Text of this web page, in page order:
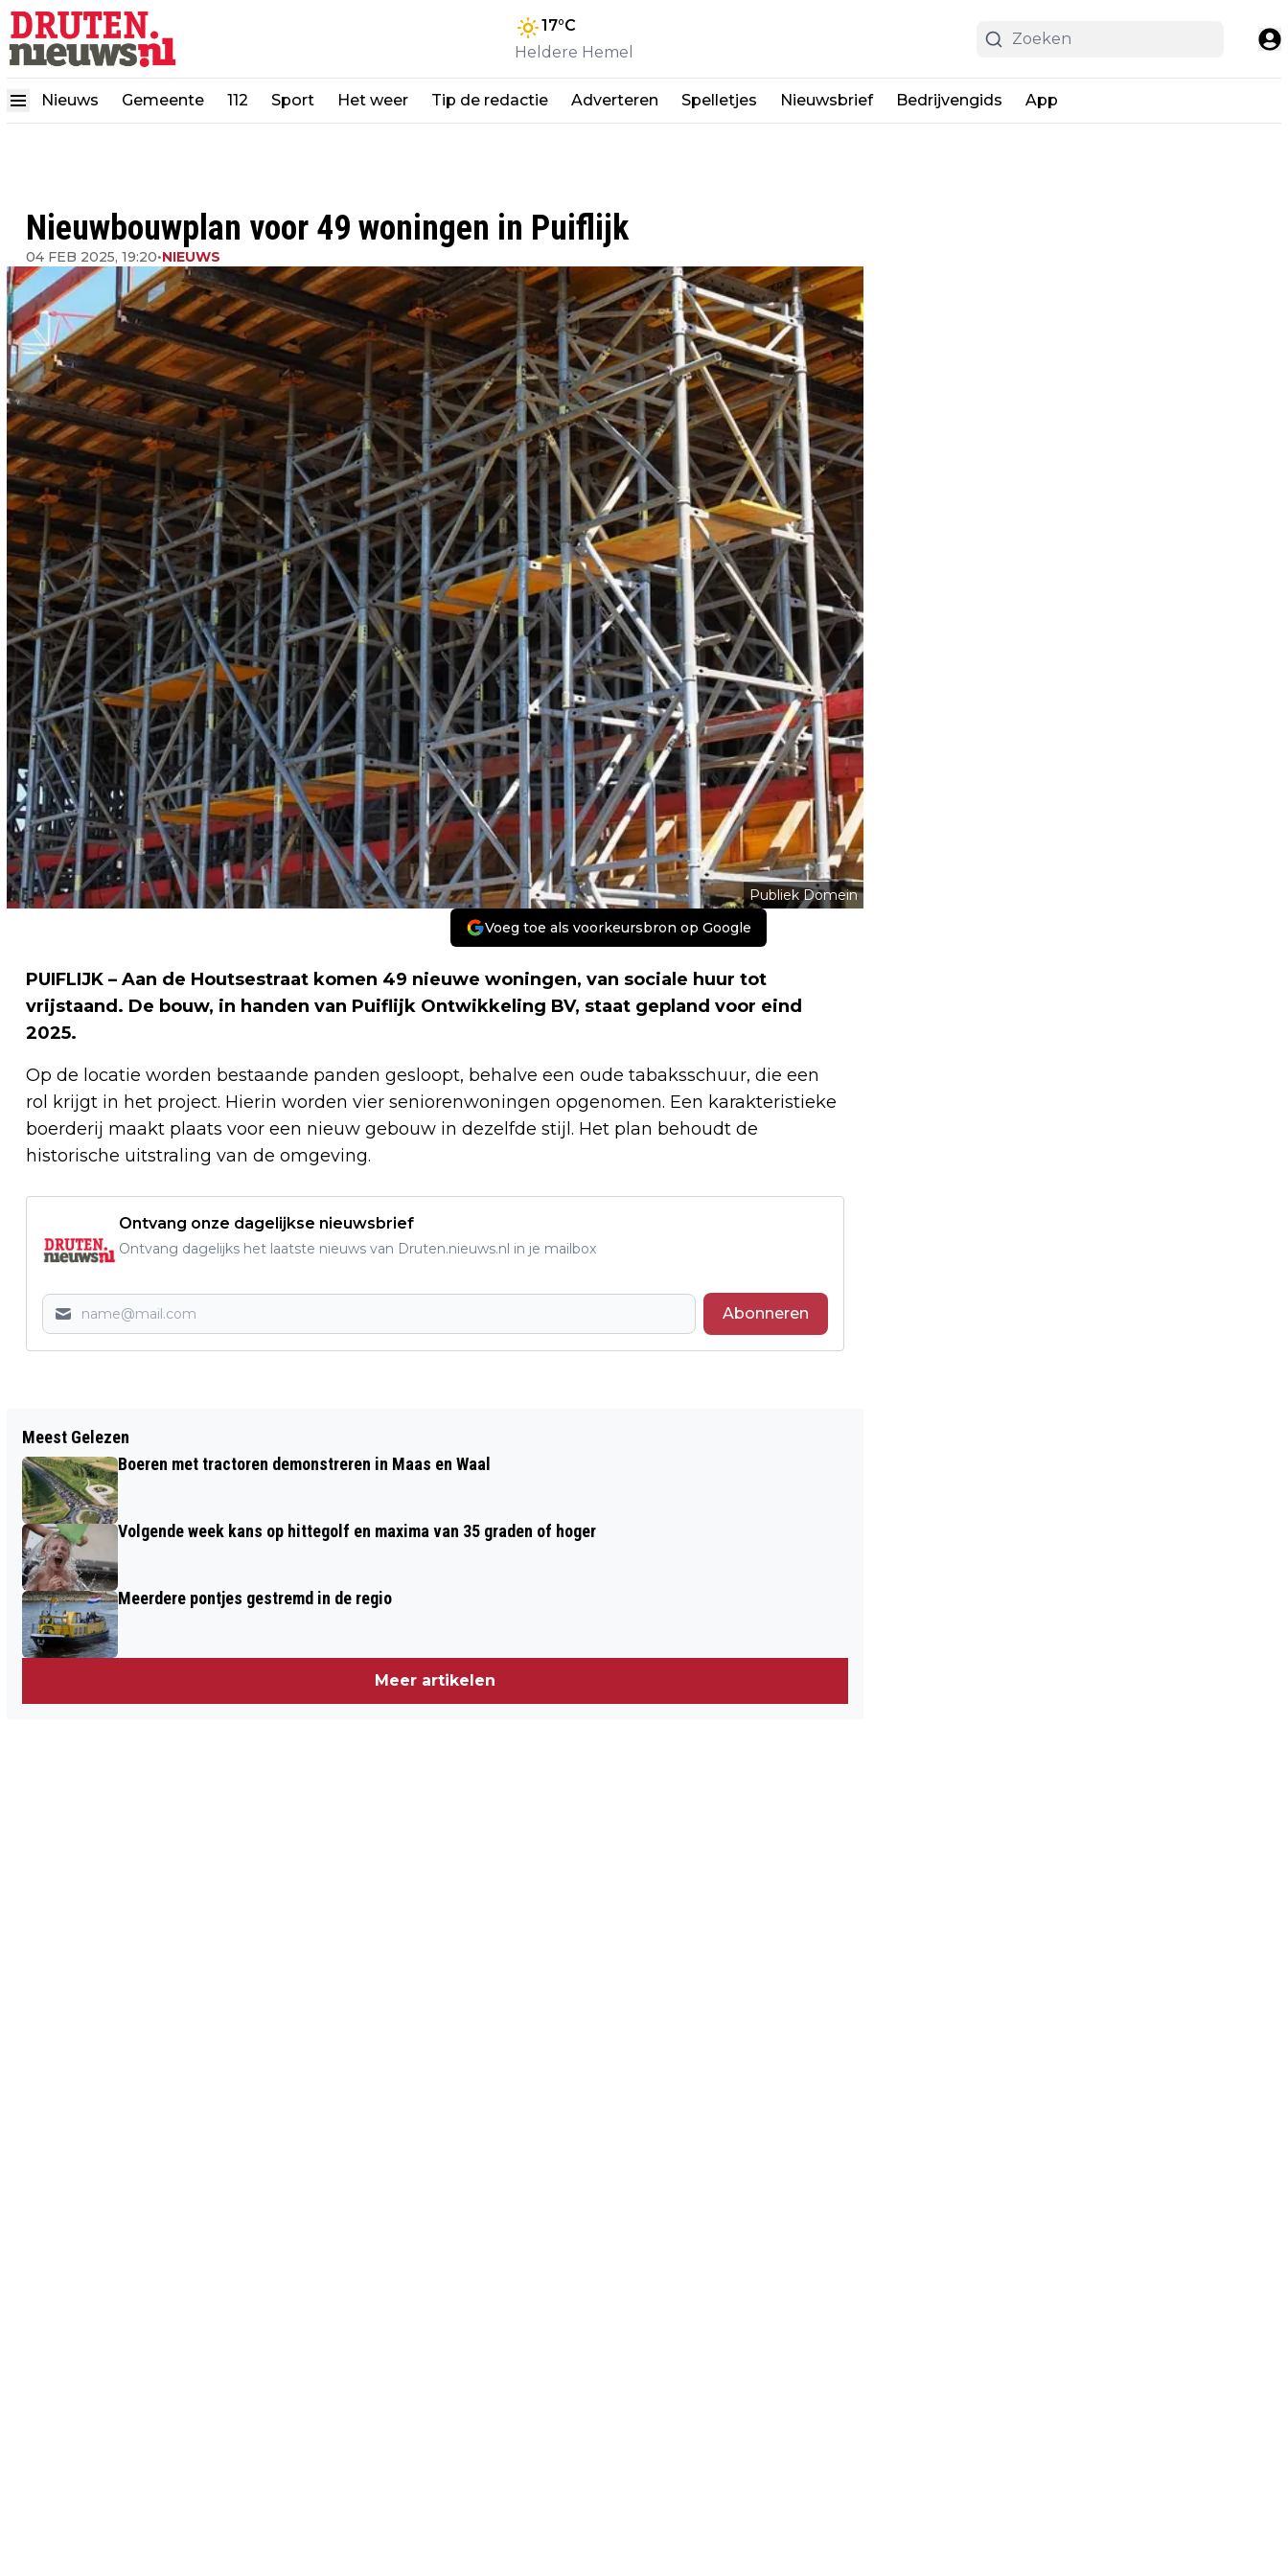
17°C
Heldere Hemel
Nieuws Gemeente 112 Sport Het weer Tip de redactie Adverteren Spelletjes Nieuwsbrief Bedrijvengids App
Nieuwbouwplan voor 49 woningen in Puiflijk
04 FEB 2025, 19:20•NIEUWS
Publiek Domein
Voeg toe als voorkeursbron op Google
PUIFLIJK – Aan de Houtsestraat komen 49 nieuwe woningen, van sociale huur tot
vrijstaand. De bouw, in handen van Puiflijk Ontwikkeling BV, staat gepland voor eind
2025.
Op de locatie worden bestaande panden gesloopt, behalve een oude tabaksschuur, die een
rol krijgt in het project. Hierin worden vier seniorenwoningen opgenomen. Een karakteristieke
boerderij maakt plaats voor een nieuw gebouw in dezelfde stijl. Het plan behoudt de
historische uitstraling van de omgeving.
Ontvang onze dagelijkse nieuwsbrief
Ontvang dagelijks het laatste nieuws van Druten.nieuws.nl in je mailbox
Abonneren
ZEER GROTE BRAND VERWOEST
KINDERSCHOENENWINKEL IN DRUTEN:
MOGELIJK SPRAKE VAN
BRANDSTICHTING
MENING!
Meest Gelezen
Boeren met tractoren demonstreren in Maas en Waal
Volgende week kans op hittegolf en maxima van 35 graden of hoger
Meerdere pontjes gestremd in de regio
Meer artikelen